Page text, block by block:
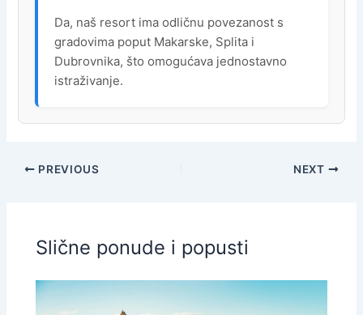
Da, naš resort ima odličnu povezanost s
gradovima poput Makarske, Splita i
Dubrovnika, što omogućava jednostavno
istraživanje.
PREVIOUS NEXT
Slične ponude i popusti